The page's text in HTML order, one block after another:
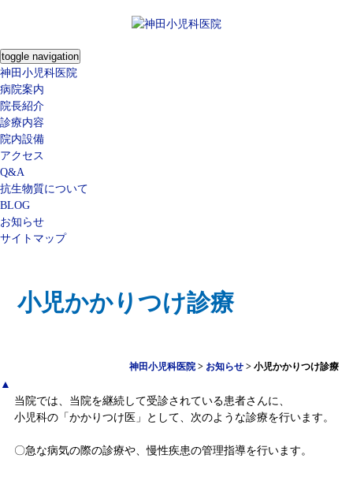
toggle navigation
神田小児科医院
病院案内
院長紹介
診療内容
院内設備
アクセス
Q&A
抗生物質について
BLOG
お知らせ
サイトマップ
小児かかりつけ診療
神田小児科医院 > お知らせ >小児かかりつけ診療
▲
当院では、当院を継続して受診されている患者さんに、
小児科の「かかりつけ医」として、次のような診療を行います。
〇急な病気の際の診療や、慢性疾患の管理指導を行います。